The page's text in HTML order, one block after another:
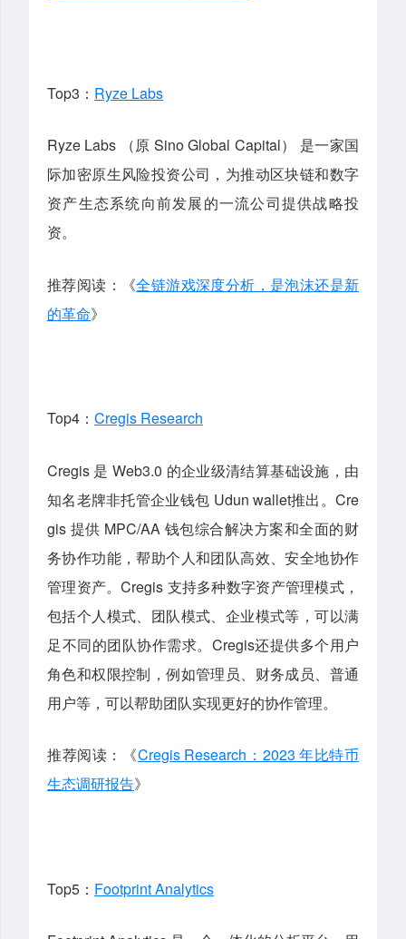
Top3： Ryze Labs
Ryze Labs （原 Sino Global Capital） 是一家国
际加密原生风险投资公司，为推动区块链和数字
资产生态系统向前发展的一流公司提供战略投
资。
推荐阅读：《全链游戏深度分析，是泡沫还是新
的革命》
Top4： Cregis Research
Cregis 是 Web3.0 的企业级清结算基础设施，由
知名老牌非托管企业钱包 Udun wallet推出。Cre
gis 提供 MPC/AA 钱包综合解决方案和全面的财
务协作功能，帮助个人和团队高效、安全地协作
管理资产。Cregis 支持多种数字资产管理模式，
包括个人模式、团队模式、企业模式等，可以满
足不同的团队协作需求。Cregis还提供多个用户
角色和权限控制，例如管理员、财务成员、普通
用户等，可以帮助团队实现更好的协作管理。
推荐阅读：《Cregis Research：2023 年比特币
生态调研报告》
Top5： Footprint Analytics